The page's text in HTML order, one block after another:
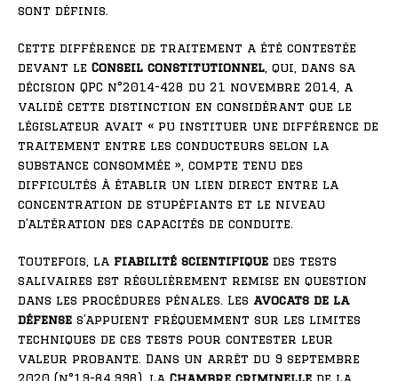
sont définis.
Cette différence de traitement a été contestée
devant le Conseil constitutionnel , qui, dans sa
décision QPC n°2014-428 du 21 novembre 2014, a
validé cette distinction en considérant que le
législateur avait « pu instituer une différence de
traitement entre les conducteurs selon la
substance consommée », compte tenu des
difficultés à établir un lien direct entre la
concentration de stupéfiants et le niveau
d’altération des capacités de conduite.
Toutefois, la fiabilité scientifique des tests
salivaires est régulièrement remise en question
dans les procédures pénales. Les avocats de la
défense s’appuient fréquemment sur les limites
techniques de ces tests pour contester leur
valeur probante. Dans un arrêt du 9 septembre